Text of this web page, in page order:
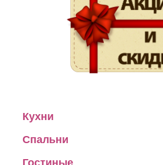
Кухни
Спальни
Гостиные